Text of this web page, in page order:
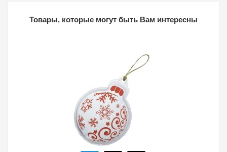
Товары, которые могут быть Вам интересны